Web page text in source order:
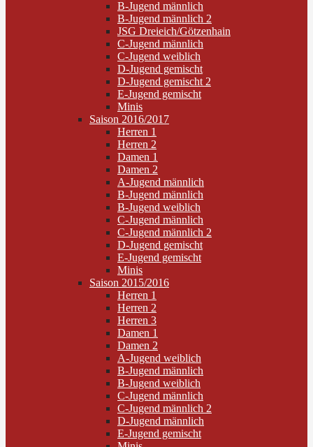
B-Jugend männlich
B-Jugend männlich 2
JSG Dreieich/Götzenhain
C-Jugend männlich
C-Jugend weiblich
D-Jugend gemischt
D-Jugend gemischt 2
E-Jugend gemischt
Minis
Saison 2016/2017
Herren 1
Herren 2
Damen 1
Damen 2
A-Jugend männlich
B-Jugend männlich
B-Jugend weiblich
C-Jugend männlich
C-Jugend männlich 2
D-Jugend gemischt
E-Jugend gemischt
Minis
Saison 2015/2016
Herren 1
Herren 2
Herren 3
Damen 1
Damen 2
A-Jugend weiblich
B-Jugend männlich
B-Jugend weiblich
C-Jugend männlich
C-Jugend männlich 2
D-Jugend männlich
E-Jugend gemischt